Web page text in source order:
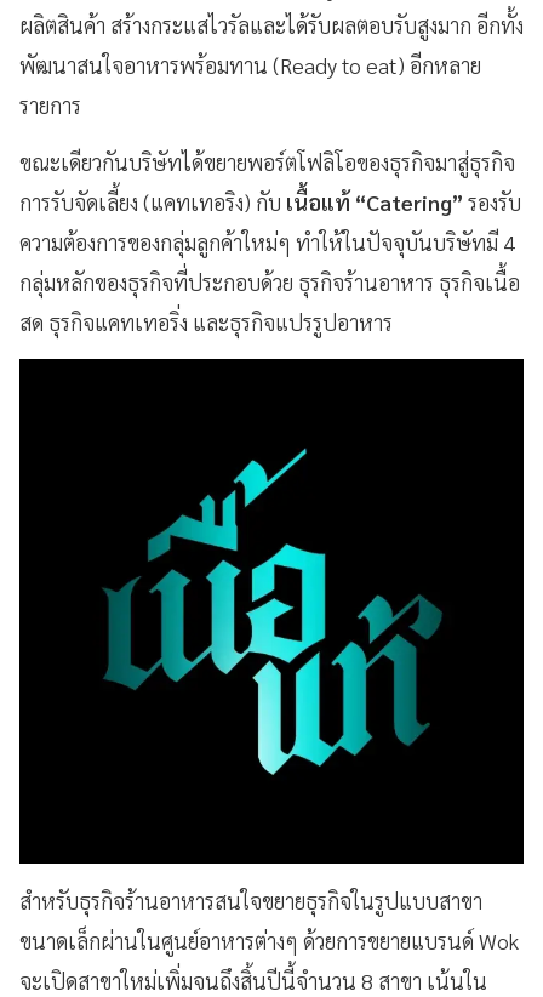
ผลิตสินค้า สร้างกระแสไวรัลและได้รับผลตอบรับสูงมาก อีกทั้ง
พัฒนาสนใจอาหารพร้อมทาน (Ready to eat) อีกหลาย
รายการ
ขณะเดียวกันบริษัทได้ขยายพอร์ตโฟลิโอของธุรกิจมาสู่ธุรกิจ
การรับจัดเลี้ยง (แคทเทอริง) กับ เนื้อแท้ “Catering” รองรับ
ความต้องการของกลุ่มลูกค้าใหม่ๆ ทำให้ในปัจจุบันบริษัทมี 4
กลุ่มหลักของธุรกิจที่ประกอบด้วย ธุรกิจร้านอาหาร ธุรกิจเนื้อ
สด ธุรกิจแคทเทอริ่ง และธุรกิจแปรรูปอาหาร
สำหรับธุรกิจร้านอาหารสนใจขยายธุรกิจในรูปแบบสาขา
ขนาดเล็กผ่านในศูนย์อาหารต่างๆ ด้วยการขยายแบรนด์ Wok
จะเปิดสาขาใหม่เพิ่มจนถึงสิ้นปีนี้จำนวน 8 สาขา เน้นใน